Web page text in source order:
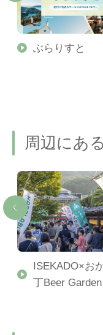
ぶらりすと
周辺にあ
ISEKADO×お
丁Beer Garden